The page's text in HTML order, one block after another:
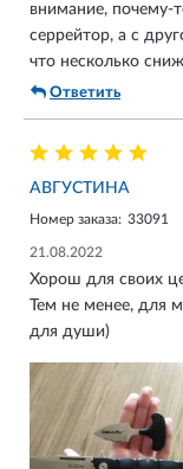
внимание, почему-
серрейтор, а с
что несколько
Ответить
АВГУСТИНА
Номер заказа: 33091
21.08.2022
Хорош для своих
Тем не менее, для
для души)